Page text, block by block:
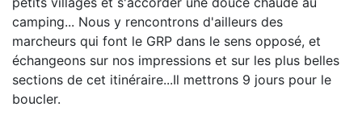
camping... Nous y rencontrons d'ailleurs des
marcheurs qui font le GRP dans le sens opposé, et
échangeons sur nos impressions et sur les plus belles
sections de cet itinéraire...Il mettrons 9 jours pour le
boucler.